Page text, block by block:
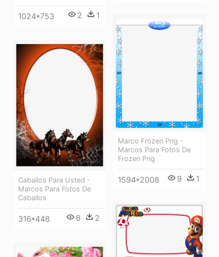
1024*753 2 1
Marco Frozen Png -
Marcos Para Fotos De
Frozen Png
1594*2008 9 1
Caballos Para Usted -
Marcos Para Fotos De
Caballos
316*448 8 2